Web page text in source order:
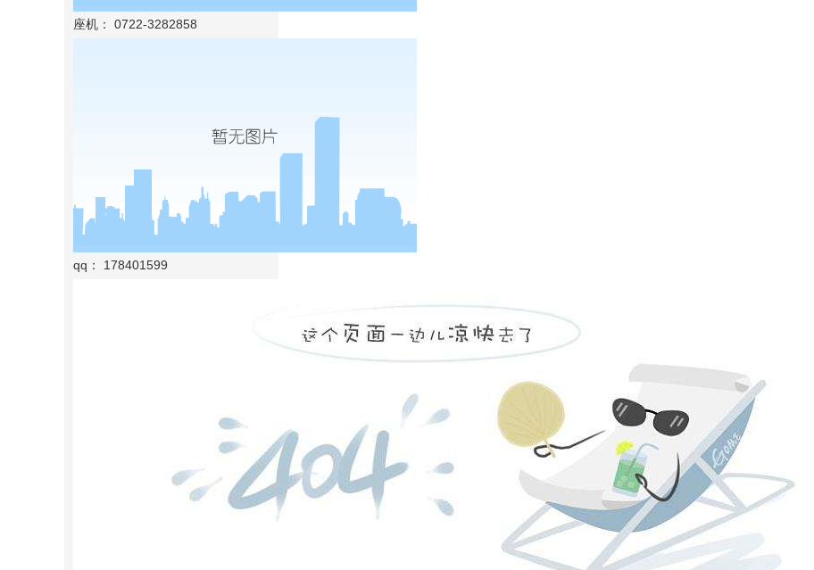
座机： 0722-3282858
qq： 178401599